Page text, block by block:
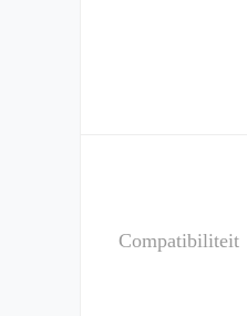
Compatibiliteit